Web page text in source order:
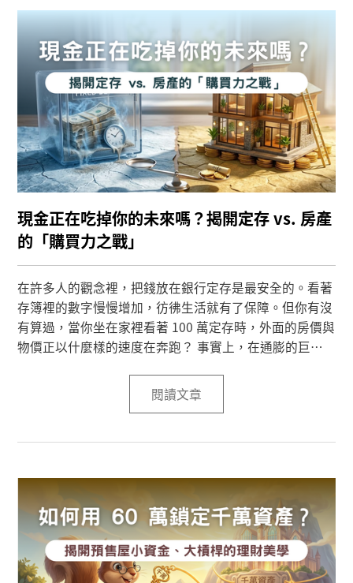
現金正在吃掉你的未來嗎？揭開定存 vs. 房產
的「購買力之戰」
在許多人的觀念裡，把錢放在銀行定存是最安全的。看著
存簿裡的數字慢慢增加，彷彿生活就有了保障。但你有沒
有算過，當你坐在家裡看著 100 萬定存時，外面的房價與
物價正以什麼樣的速度在奔跑？ 事實上，在通膨的巨浪
閱讀文章